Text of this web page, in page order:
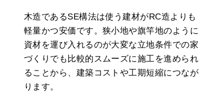
木造であるSE構法は使う建材がRC造よりも
軽量かつ安価です。狭小地や旗竿地のように
資材を運び入れるのが大変な立地条件での家
づくりでも比較的スムーズに施工を進められ
ることから、建築コストや工期短縮につなが
ります。